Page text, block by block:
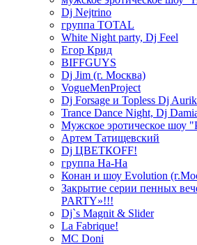
Dj Nejtrino
группа TOTAL
White Night party, Dj Feel
Егор Крид
BIFFGUYS
Dj Jim (г. Москва)
VogueMenProject
Dj Forsage и Topless Dj
Trance Dance Night, Dj
Мужское эротическое шоу
Артем Татищевский
Dj ЦВЕТКOFF!
группа На-На
Конан и шоу Evolution
Закрытие серии пенных
PARTY»!!!
Dj`s Magnit & Slider
La Fabrique!
MC Doni